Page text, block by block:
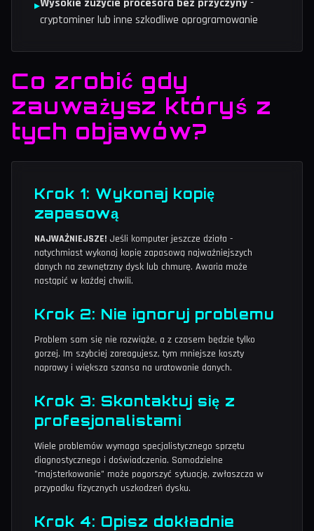
▸Wysokie zużycie procesora bez przyczyny-
cryptominer lub inne szkodliwe oprogramowanie
Co zrobić gdy
zauważysz któryś z
tych objawów?
Krok 1: Wykonaj kopię
zapasową
NAJWAŻNIEJSZE! Jeśli komputer jeszcze działa -
natychmiast wykonaj kopię zapasową najważniejszych
danych na zewnętrzny dysk lub chmurę. Awaria może
nastąpić w każdej chwili.
Krok 2: Nie ignoruj problemu
Problem sam się nie rozwiąże, a z czasem będzie tylko
gorzej. Im szybciej zareagujesz, tym mniejsze koszty
naprawy i większa szansa na uratowanie danych.
Krok 3: Skontaktuj się z
profesjonalistami
Wiele problemów wymaga specjalistycznego sprzętu
diagnostycznego i doświadczenia. Samodzielne
"majsterkowanie" może pogorszyć sytuację, zwłaszcza w
przypadku fizycznych uszkodzeń dysku.
Krok 4: Opisz dokładnie